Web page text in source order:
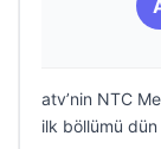
atv’nin NTC
ilk böllümü